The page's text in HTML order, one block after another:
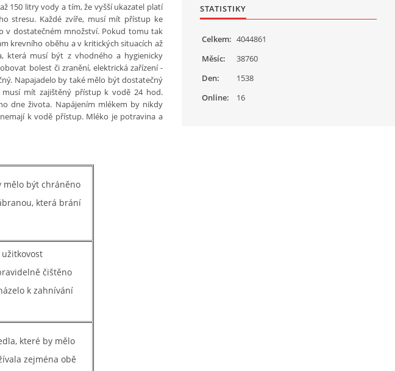
150 litry vody a tím, že vyšší ukazatel platí
stresu. Každé zvíře, musí mít přístup ke
v dostatečném množství. Pokud tomu tak
krevního oběhu a v kritických situacích až
která musí být z vhodného a hygienicky
bolest či zranění, elektrická zařízení -
Napajadelo by také mělo být dostatečný
mít zajištěný přístup k vodě 24 hod.
dne života. Napájením mlékem by nikdy
k vodě přístup. Mléko je potravina a
být chráněno
která brání
čištěno
k zahnívání
které by mělo
zejména obě
STATISTIKY
Online: 16
Celkem: 4044861
Měsíc:
38760
Den:
1538